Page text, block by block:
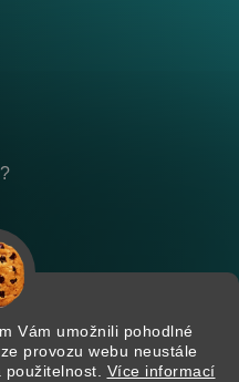
Vám umožnili pohodlné
provozu webu neustále
použitelnost. Více informací